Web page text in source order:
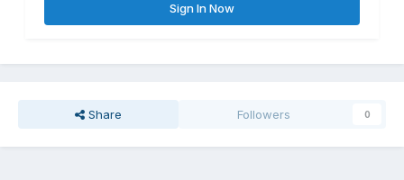
Sign In Now
Share Followers 0